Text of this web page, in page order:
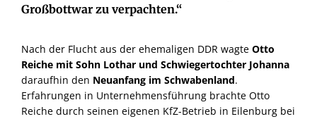
Großbottwar zu verpachten.“
Nach der Flucht aus der ehemaligen DDR wagte Otto
Reiche mit Sohn Lothar und Schwiegertochter Johanna
daraufhin den Neuanfang im Schwabenland.
Erfahrungen in Unternehmensführung brachte Otto
Reiche durch seinen eigenen KfZ-Betrieb in Eilenburg bei